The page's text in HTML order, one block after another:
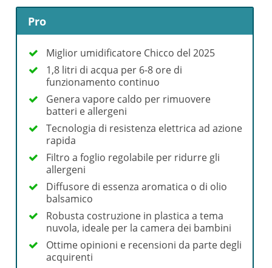
Pro
Miglior umidificatore Chicco del 2025
1,8 litri di acqua per 6-8 ore di
funzionamento continuo
Genera vapore caldo per rimuovere
batteri e allergeni
Tecnologia di resistenza elettrica ad azione
rapida
Filtro a foglio regolabile per ridurre gli
allergeni
Diffusore di essenza aromatica o di olio
balsamico
Robusta costruzione in plastica a tema
nuvola, ideale per la camera dei bambini
Ottime opinioni e recensioni da parte degli
acquirenti